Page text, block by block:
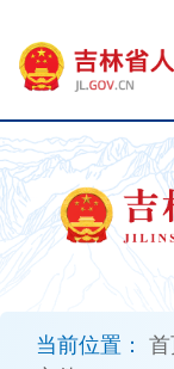
当前位置：
开
无
障
碍
说
明